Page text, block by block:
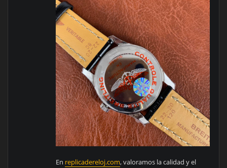
En replicadereloj.com, valoramos la calidad y el